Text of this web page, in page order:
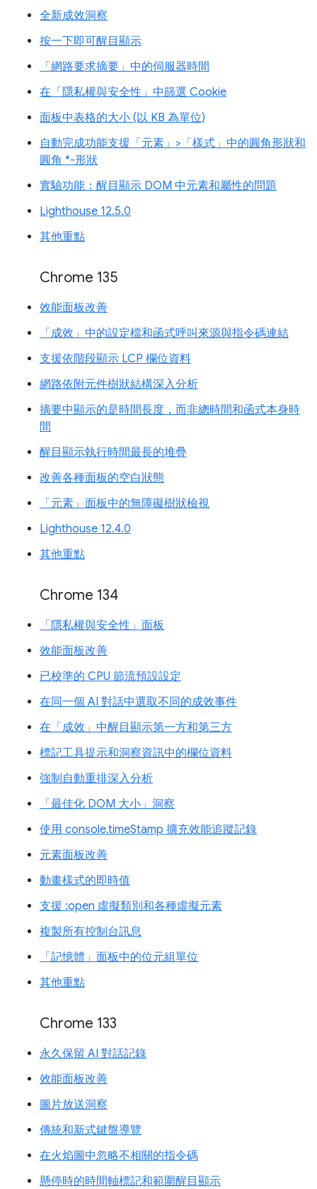
全新成效洞察
按一下即可醒目顯示
「網路要求摘要」中的伺服器時間
在「隱私權與安全性」中篩選 Cookie
面板中表格的大小 (以 KB 為單位)
自動完成功能支援「元素」>「樣式」中的圓角形狀和
圓角 *-形狀
實驗功能：醒目顯示 DOM 中元素和屬性的問題
Lighthouse 12.5.0
其他重點
Chrome 135
效能面板改善
「成效」中的設定檔和函式呼叫來源與指令碼連結
支援依階段顯示 LCP 欄位資料
網路依附元件樹狀結構深入分析
摘要中顯示的是時間長度，而非總時間和函式本身時
間
醒目顯示執行時間最長的堆疊
改善各種面板的空白狀態
「元素」面板中的無障礙樹狀檢視
Lighthouse 12.4.0
其他重點
Chrome 134
「隱私權與安全性」面板
效能面板改善
已校準的 CPU 節流預設設定
在同一個 AI 對話中選取不同的成效事件
在「成效」中醒目顯示第一方和第三方
標記工具提示和洞察資訊中的欄位資料
強制自動重排深入分析
「最佳化 DOM 大小」洞察
使用 console.timeStamp 擴充效能追蹤記錄
元素面板改善
動畫樣式的即時值
支援 :open 虛擬類別和各種虛擬元素
複製所有控制台訊息
「記憶體」面板中的位元組單位
其他重點
Chrome 133
永久保留 AI 對話記錄
效能面板改善
圖片放送洞察
傳統和新式鍵盤導覽
在火焰圖中忽略不相關的指令碼
懸停時的時間軸標記和範圍醒目顯示